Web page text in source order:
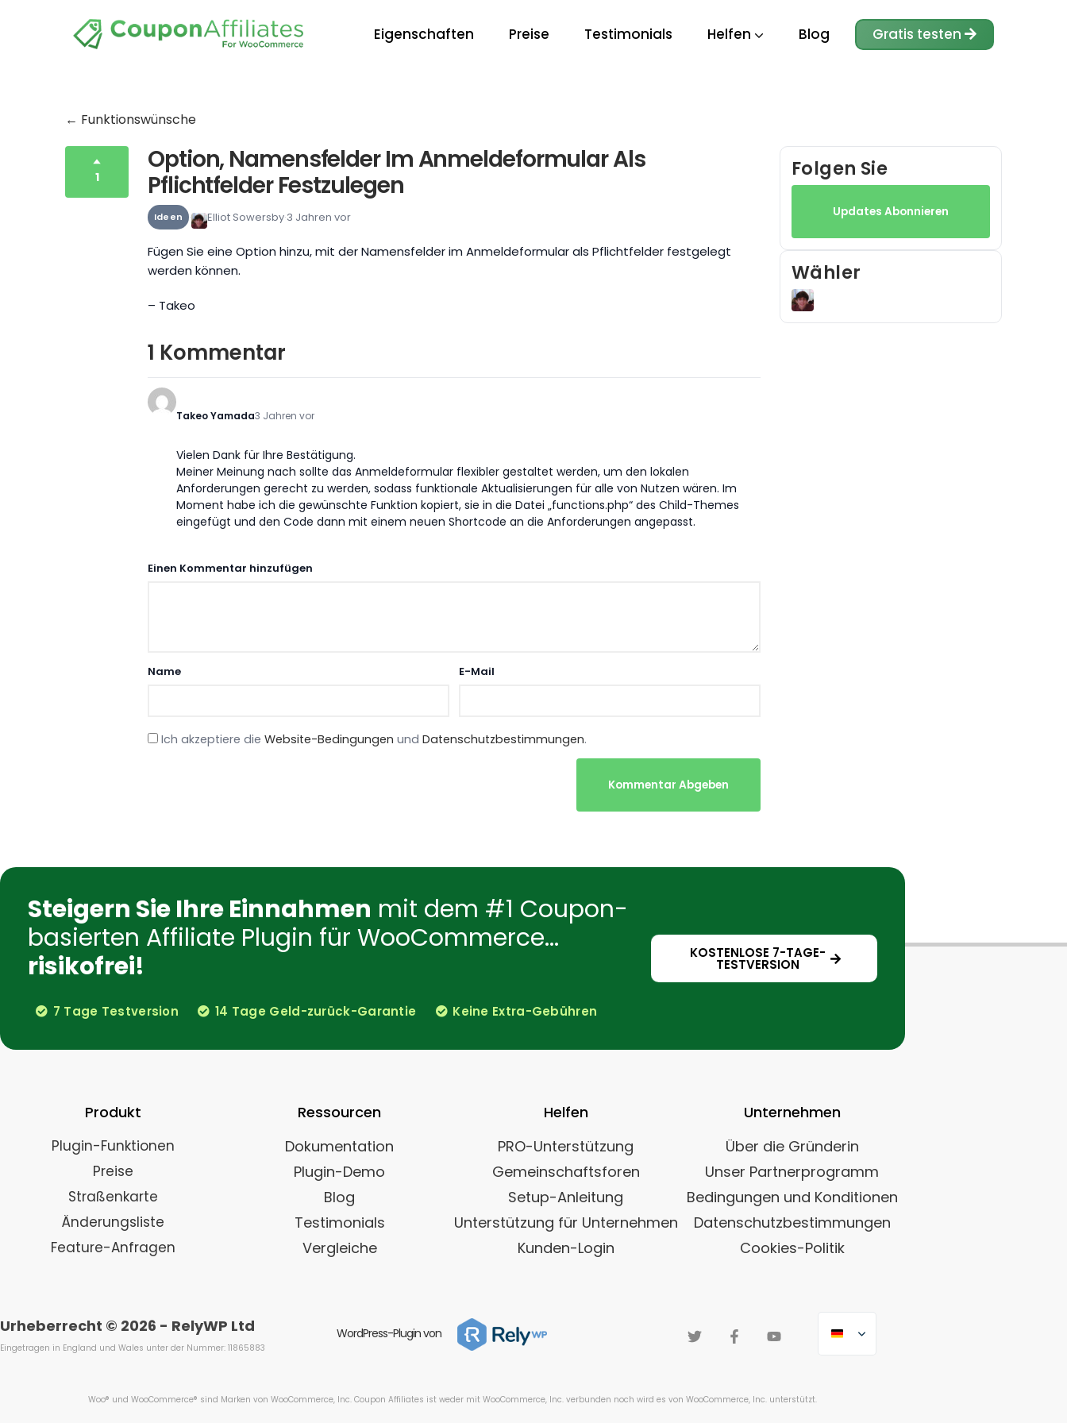
Eigenschaften Preise Testimonials Helfen Blog Gratis testen
← Funktionswünsche
1
Option, Namensfelder Im Anmeldeformular Als
Pflichtfelder Festzulegen
Ideen Elliot Sowersby 3 Jahren vor
Fügen Sie eine Option hinzu, mit der Namensfelder im Anmeldeformular als Pflichtfelder festgelegt
werden können.
– Takeo
1 Kommentar
Takeo Yamada3 Jahren vor
Vielen Dank für Ihre Bestätigung.
Meiner Meinung nach sollte das Anmeldeformular flexibler gestaltet werden, um den lokalen
Anforderungen gerecht zu werden, sodass funktionale Aktualisierungen für alle von Nutzen wären. Im
Moment habe ich die gewünschte Funktion kopiert, sie in die Datei „functions.php“ des Child-Themes
eingefügt und den Code dann mit einem neuen Shortcode an die Anforderungen angepasst.
Einen Kommentar hinzufügen
Name E-Mail
Ich akzeptiere die Website-Bedingungen und Datenschutzbestimmungen.
Kommentar Abgeben
Folgen Sie
Updates Abonnieren
Wähler
Steigern Sie Ihre Einnahmen mit dem #1 Coupon-
basierten Affiliate Plugin für WooCommerce...
risikofrei!
7 Tage Testversion 14 Tage Geld-zurück-Garantie Keine Extra-Gebühren
KOSTENLOSE 7-TAGE-
TESTVERSION
Produkt
Plugin-Funktionen
Preise
Straßenkarte
Änderungsliste
Feature-Anfragen
Ressourcen
Dokumentation
Plugin-Demo
Blog
Testimonials
Vergleiche
Helfen
PRO-Unterstützung
Gemeinschaftsforen
Setup-Anleitung
Unterstützung für Unternehmen
Kunden-Login
Unternehmen
Über die Gründerin
Unser Partnerprogramm
Bedingungen und Konditionen
Datenschutzbestimmungen
Cookies-Politik
Urheberrecht © 2026 - RelyWP Ltd
Eingetragen in England und Wales unter der Nummer: 11865883
WordPress-Plugin von
Woo® und WooCommerce® sind Marken von WooCommerce, Inc. Coupon Affiliates ist weder mit WooCommerce, Inc. verbunden noch wird es von WooCommerce, Inc. unterstützt.